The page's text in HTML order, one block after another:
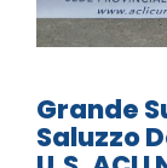
Grande
Saluzzo